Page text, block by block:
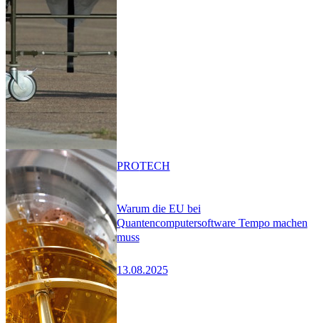
Warum die EU bei
Quantencomputersoftware Tempo machen
muss
13.08.2025
PROTECH